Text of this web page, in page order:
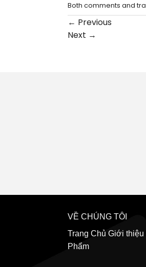
Both comments and
← Previous
Next →
VỀ CHÚNG TÔI
Trang Chủ Giới thiệu
Phẩm